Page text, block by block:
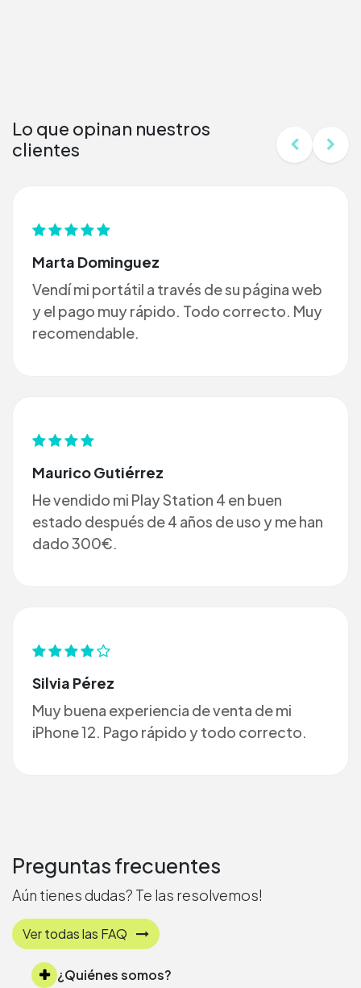
Lo que opinan nuestros
clientes
Marta Dominguez
Vendí mi portátil a través de su página web
y el pago muy rápido. Todo correcto. Muy
recomendable.
Maurico Gutiérrez
He vendido mi Play Station 4 en buen
estado después de 4 años de uso y me han
dado 300€.
Silvia Pérez
Muy buena experiencia de venta de mi
iPhone 12. Pago rápido y todo correcto.
Preguntas frecuentes
Aún tienes dudas? Te las resolvemos!
Ver todas las FAQ
¿Quiénes somos?